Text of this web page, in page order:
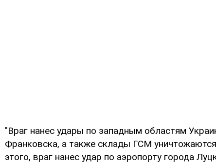
"Враг нанес удары по западным областям
Франковска, а также склады ГСМ
этого, враг нанес удар по аэропорту города